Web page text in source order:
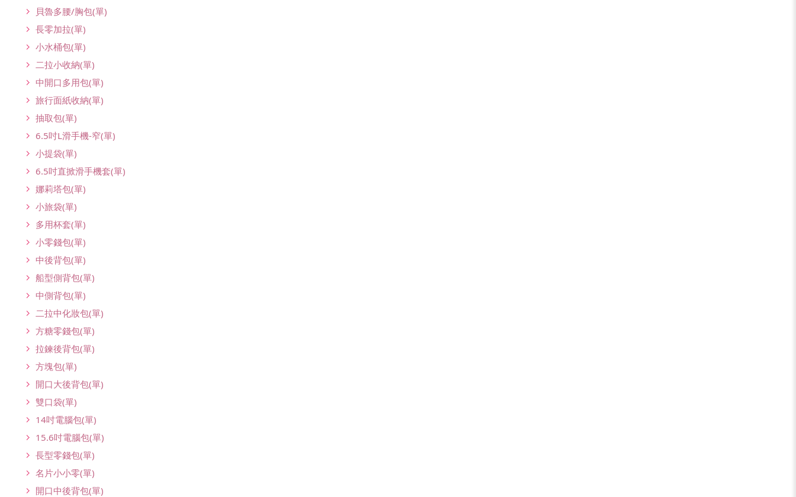
貝魯多腰/胸包(單)
長零加拉(單)
小水桶包(單)
二拉小收納(單)
中開口多用包(單)
旅行面紙收納(單)
抽取包(單)
6.5吋L滑手機-窄(單)
小提袋(單)
6.5吋直掀滑手機套(單)
娜莉塔包(單)
小旅袋(單)
多用杯套(單)
小零錢包(單)
中後背包(單)
船型側背包(單)
中側背包(單)
二拉中化妝包(單)
方糖零錢包(單)
拉鍊後背包(單)
方塊包(單)
開口大後背包(單)
雙口袋(單)
14吋電腦包(單)
15.6吋電腦包(單)
長型零錢包(單)
名片小小零(單)
開口中後背包(單)